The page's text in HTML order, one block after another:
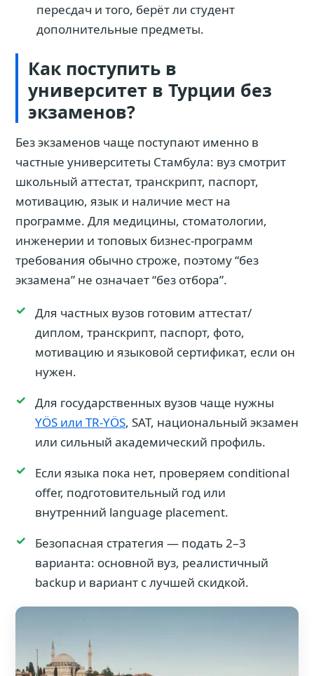
пересдач и того, берёт ли студент
дополнительные предметы.
Как поступить в
университет в Турции без
экзаменов?
Без экзаменов чаще поступают именно в
частные университеты Стамбула: вуз смотрит
школьный аттестат, транскрипт, паспорт,
мотивацию, язык и наличие мест на
программе. Для медицины, стоматологии,
инженерии и топовых бизнес-программ
требования обычно строже, поэтому “без
экзамена” не означает “без отбора”.
Для частных вузов готовим аттестат/
диплом, транскрипт, паспорт, фото,
мотивацию и языковой сертификат, если он
нужен.
Для государственных вузов чаще нужны
YÖS или TR-YÖS, SAT, национальный экзамен
или сильный академический профиль.
Если языка пока нет, проверяем conditional
offer, подготовительный год или
внутренний language placement.
Безопасная стратегия — подать 2–3
варианта: основной вуз, реалистичный
backup и вариант с лучшей скидкой.